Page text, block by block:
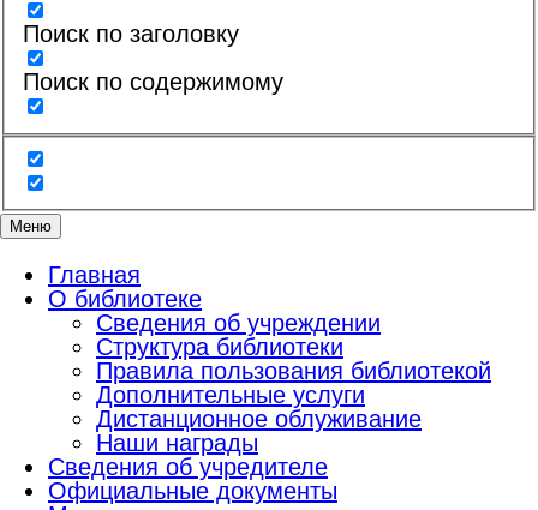
Поиск по заголовку
Поиск по содержимому
Меню
Главная
О библиотеке
Сведения об учреждении
Структура библиотеки
Правила пользования библиотекой
Дополнительные услуги
Дистанционное облуживание
Наши награды
Сведения об учредителе
Официальные документы